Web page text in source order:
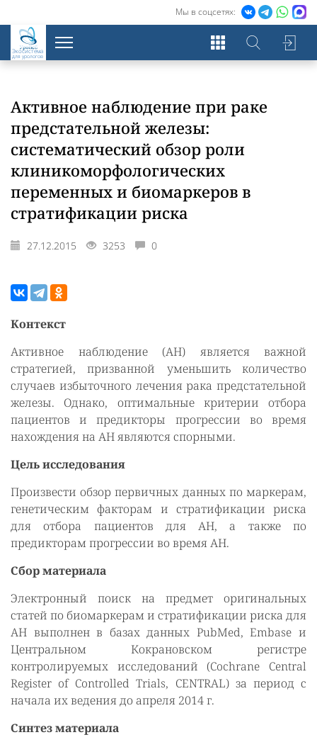
Мы в соцсетях:
Экосистема
для урологов
Активное наблюдение при раке
предстательной железы:
систематический обзор роли
клиникоморфологических
переменных и биомаркеров в
стратификации риска
27.12.2015 3253 0
Контекст
Активное наблюдение (АН) является важной
стратегией, призванной уменьшить количество
случаев избыточного лечения рака предстательной
железы. Однако, оптимальные критерии отбора
пациентов и предикторы прогрессии во время
нахождения на АН являются спорными.
Цель исследования
Произвести обзор первичных данных по маркерам,
генетическим факторам и стратификации риска
для отбора пациентов для АН, а также по
предикторам прогрессии во время АН.
Сбор материала
Электронный поиск на предмет оригинальных
статей по биомаркерам и стратификации риска для
АН выполнен в базах данных PubMed, Embase и
Центральном Кокрановском регистре
контролируемых исследований (Cochrane Central
Register of Controlled Trials, CENTRAL) за период с
начала их ведения до апреля 2014 г.
Синтез материала